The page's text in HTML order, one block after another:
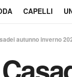
CAPELLI
autunno inverno